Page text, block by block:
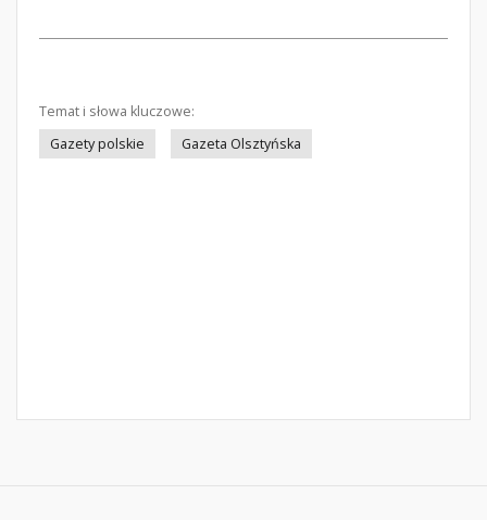
Temat i słowa kluczowe:
Gazety polskie
Gazeta Olsztyńska